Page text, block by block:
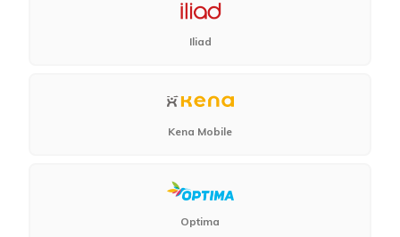
Iliad
Kena Mobile
Optima